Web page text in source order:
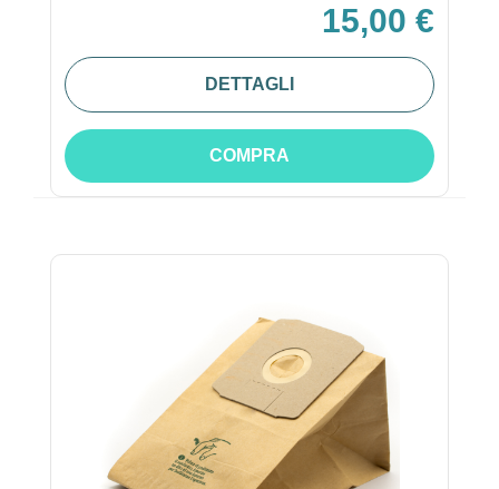
15,00 €
DETTAGLI
COMPRA